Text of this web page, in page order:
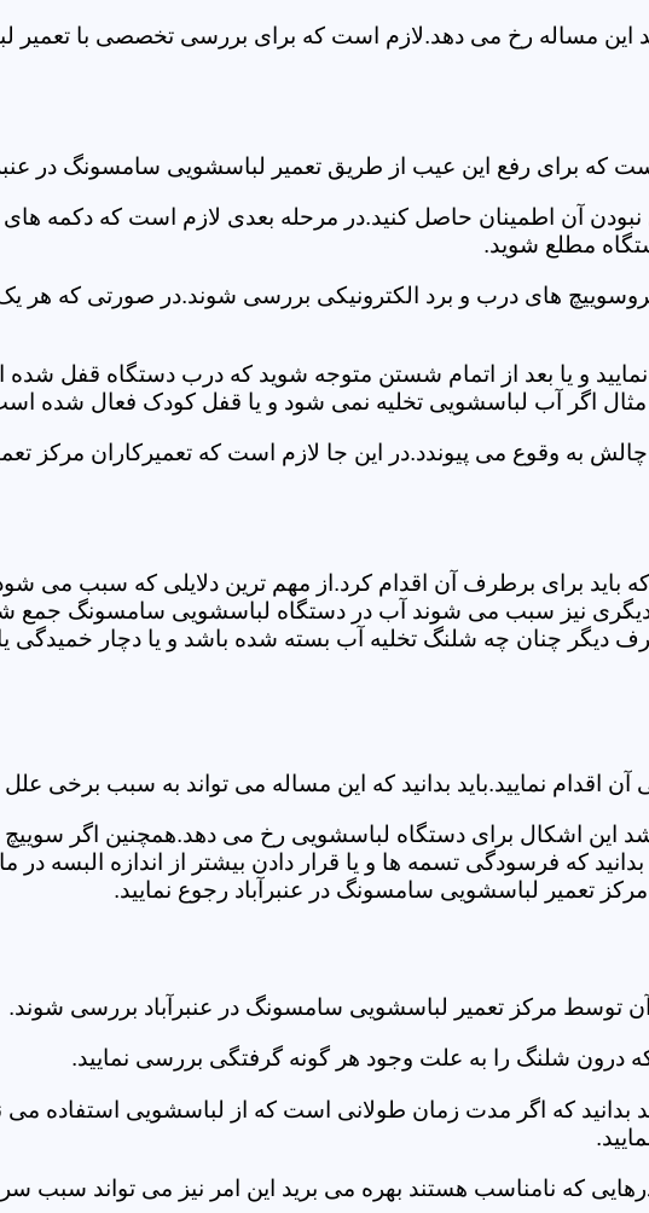
این مساله رخ می دهد.لازم است که برای بررسی تخصصی با تعمیر
که برای رفع این عیب از طریق تعمیر لباسشویی سامسونگ در
آن اطمینان حاصل کنید.در مرحله بعدی لازم است که دکمه
مطلع شوید.
های درب و برد الکترونیکی بررسی شوند.در صورتی که هر
و یا بعد از اتمام شستن متوجه شوید که درب دستگاه قفل شده
اگر آب لباسشویی تخلیه نمی شود و یا قفل کودک فعال شده
به وقوع می پیوندد.در این جا لازم است که تعمیرکاران مرکز
برای برطرف آن اقدام کرد.از مهم ترین دلایلی که سبب می شود
دیگری نیز سبب می شوند آب در دستگاه لباسشویی سامسونگ جمع
دیگر چنان چه شلنگ تخلیه آب بسته شده باشد و یا دچار خمیدگی
نمایید.باید بدانید که این مساله می تواند به سبب برخی علل
این اشکال برای دستگاه لباسشویی رخ می دهد.همچنین اگر
که فرسودگی تسمه ها و یا قرار دادن بیشتر از اندازه البسه
تعمیر لباسشویی سامسونگ در عنبرآباد رجوع نمایید.
توسط مرکز تعمیر لباسشویی سامسونگ در عنبرآباد بررسی شوند.
درون شلنگ را به علت وجود هر گونه گرفتگی بررسی نمایید.
که اگر مدت زمان طولانی است که از لباسشویی استفاده می
که نامناسب هستند بهره می برید این امر نیز می تواند